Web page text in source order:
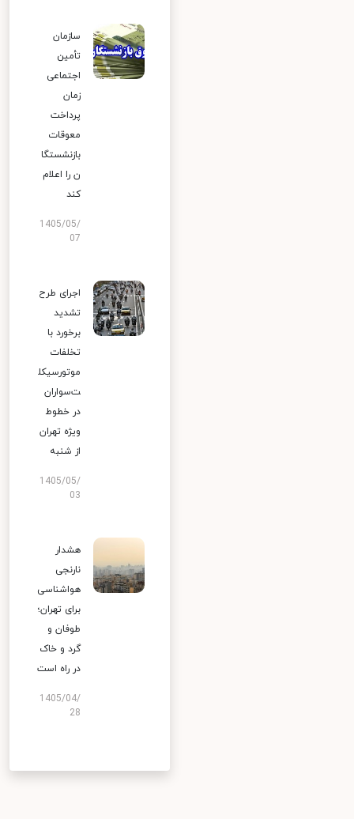
سازمان
تأمین
اجتماعی
زمان
پرداخت
معوقات
بازنشستگا
ن را اعلام
کند
1405/05/
07
اجرای طرح
تشدید
برخورد با
تخلفات
موتورسیکل
ت‌سواران
در خطوط
ویژه تهران
از شنبه
1405/05/
03
هشدار
نارنجی
هواشناسی
برای تهران؛
طوفان و
گرد و خاک
در راه است
1405/04/
28